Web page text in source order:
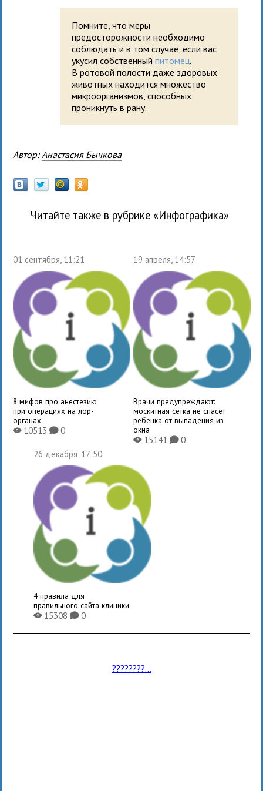
Помните, что меры
предосторожности необходимо
соблюдать и в том случае, если вас
укусил собственныйпитомец.
В ротовой полости даже здоровых
животных находится множество
микроорганизмов, способных
проникнуть в рану.
Автор: Анастасия Бычкова
Читайте также в рубрике « Инфографика»
01 сентября, 11:21
8 мифов про анестезию
при операциях на лор-
органах
X10513K0
19 апреля, 14:57
Врачи предупреждают:
москитная сетка не спасет
ребенка от выпадения из
окна
X15141 K0
26 декабря, 17:50
4 правила для
правильного сайта клиники
X15308K0
????????...